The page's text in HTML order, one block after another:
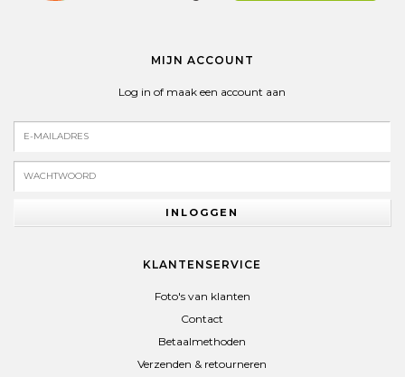
MIJN ACCOUNT
Log in of maak een account aan
INLOGGEN
KLANTENSERVICE
Foto's van klanten
Contact
Betaalmethoden
Verzenden & retourneren